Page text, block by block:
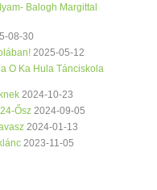
Balogh Margittal
08-30
2025-05-12
O Ka Hula Tánciskola
2024-10-23
Ősz 2024-09-05
2024-01-13
2023-11-05